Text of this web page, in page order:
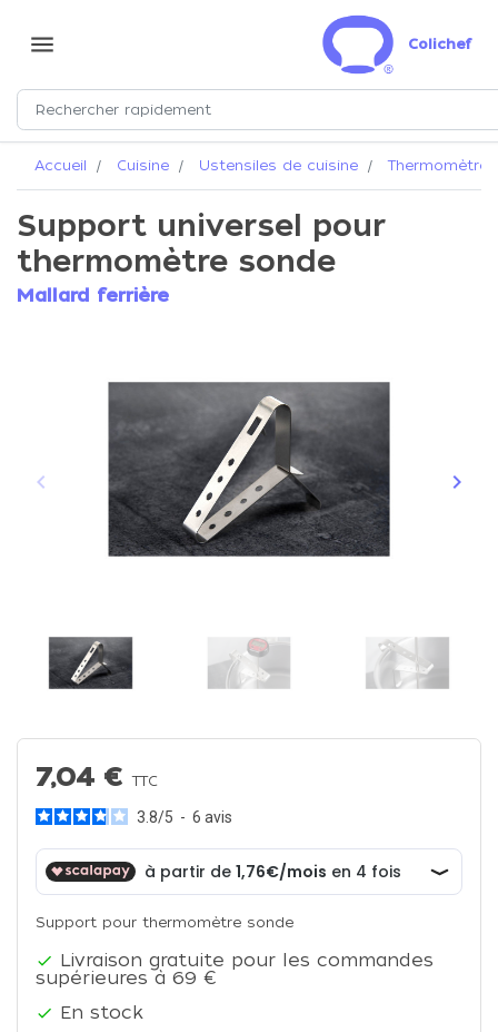
menu Colichef
Accueil Cuisine Ustensiles de cuisine Thermomètre
Support universel pour
thermomètre sonde
Mallard ferrière
Précédent
keyboard_arrow_left keyboard_arrow_right
7,04 €TTC
3.8/5 - 6 avis
Support pour thermomètre sonde
 Livraison gratuite pour les commandes
supérieures à 69 €
 En stock